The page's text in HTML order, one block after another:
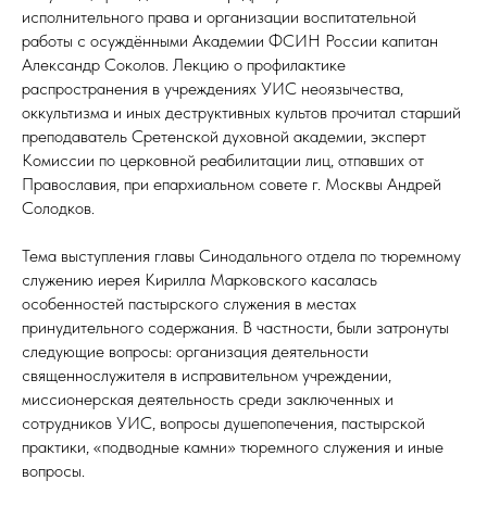
исполнительного права и организации воспитательной
работы с осуждёнными Академии ФСИН России капитан
Александр Соколов. Лекцию о профилактике
распространения в учреждениях УИС неоязычества,
оккультизма и иных деструктивных культов прочитал старший
преподаватель Сретенской духовной академии, эксперт
Комиссии по церковной реабилитации лиц, отпавших от
Православия, при епархиальном совете г. Москвы Андрей
Солодков.
Тема выступления главы Синодального отдела по тюремному
служению иерея Кирилла Марковского касалась
особенностей пастырского служения в местах
принудительного содержания. В частности, были затронуты
следующие вопросы: организация деятельности
священнослужителя в исправительном учреждении,
миссионерская деятельность среди заключенных и
сотрудников УИС, вопросы душепопечения, пастырской
практики, «подводные камни» тюремного служения и иные
вопросы.